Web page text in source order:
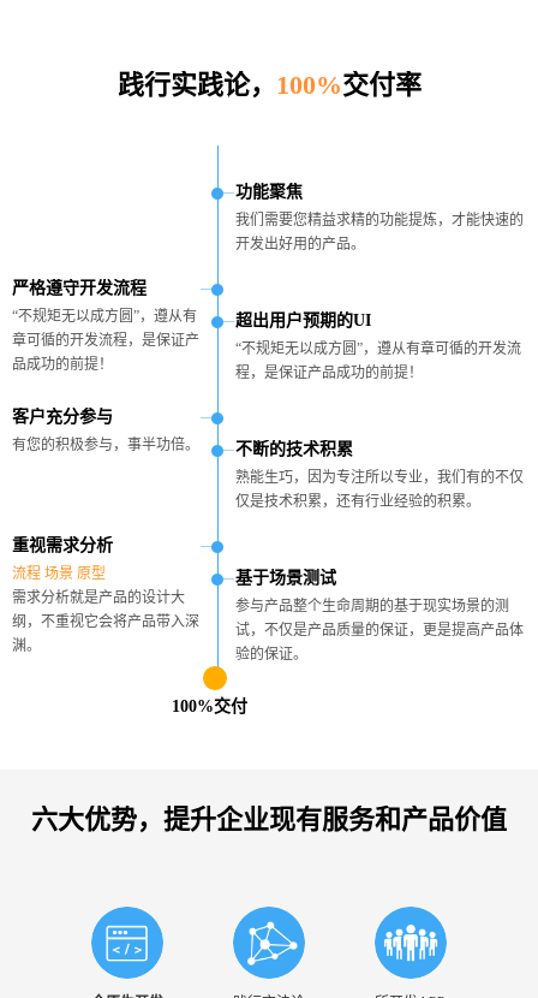
践行实践论， 100%交付率
功能聚焦
我们需要您精益求精的功能提炼，才能快速的
开发出好用的产品。
严格遵守开发流程
“不规矩无以成方圆”，遵从有
章可循的开发流程，是保证产
品成功的前提！
超出用户预期的UI
“不规矩无以成方圆”，遵从有章可循的开发流
程，是保证产品成功的前提！
客户充分参与
有您的积极参与，事半功倍。 不断的技术积累
熟能生巧，因为专注所以专业，我们有的不仅
仅是技术积累，还有行业经验的积累。
重视需求分析
流程 场景 原型
需求分析就是产品的设计大
纲，不重视它会将产品带入深
渊。
基于场景测试
参与产品整个生命周期的基于现实场景的测
试，不仅是产品质量的保证，更是提高产品体
验的保证。
100%交付
六大优势，提升企业现有服务和产品价值